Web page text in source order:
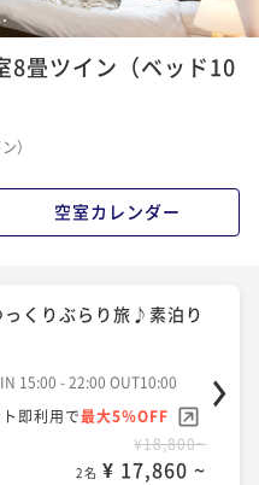
極上会席』プラン（2食
IN 15:00 - 19:00 OUT10:00
会席』 スタンダードプ
ト即利用で
2名 ¥ 33,839 ~
5
8畳ツイン（ベッド10
）
空室カレンダー
くりぶらり旅♪素泊り
IN 15:00 - 22:00 OUT10:00
即利用で最大5％OFF
¥18,800~
2名 ¥ 17,860 ~